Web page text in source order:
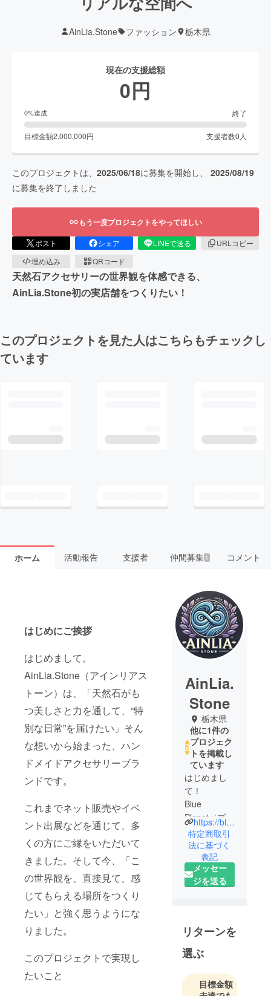
AinLia.Stone ファッション 栃木県
現在の支援総額
0円
0%達成 終了
目標金額2,000,000円 支援者数0 人
このプロジェクトは、 2025/06/18に募集を開始し、 2025/08/19
に募集を終了しました
もう一度プロジェクトをやってほしい
ポスト シェア LINEで送る
URLコピー
埋め込み
QRコード
天然石アクセサリーの世界観を体感できる、
AinLia.Stone初の実店舗をつくりたい！
このプロジェクトを見た人はこちらもチェックし
ています
ホーム 活動報告 支援者 仲間募集 1 コメント
はじめにご挨拶
はじめまして。
AinLia.Stone（アインリアス
トーン）は、「天然石がも
つ美しさと力を通して、“特
別な日常”を届けたい」そん
な想いから始まった、ハン
ドメイドアクセサリーブラ
ンドです。
これまでネット販売やイベ
ント出展などを通じて、多
くの方にご縁をいただいて
きました。そして今、「こ
の世界観を、直接見て、感
じてもらえる場所をつくり
たい」と強く思うようにな
りました。
このプロジェクトで実現し
たいこと
AinLia.
Stone
栃木県
他に1件の
プロジェク
トを掲載し
ています
はじめまし
て！
Blue
Planet（ブ
ループラ
ネット）を
運営してい
るシラトリ
です。
くりのもの
や、小さな
ハンドメイ
好きで、気
づけばいつ
https://blueplanet.handcrafted.jp/
特定商取引
法に基づく
表記
メッセー
ジを送る
リターンを
選ぶ
目標金額